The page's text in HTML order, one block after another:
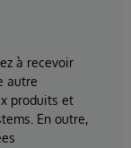
à recevoir
autre
produits et
En outre,